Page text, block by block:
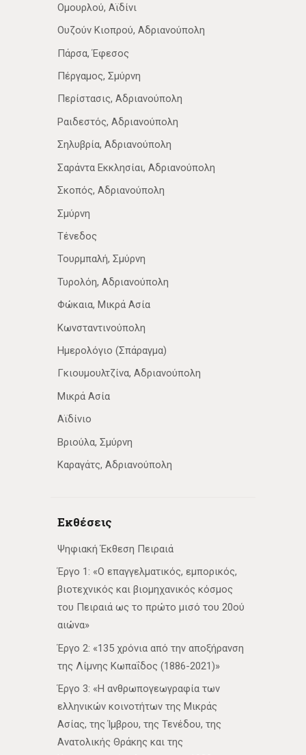
Ομουρλού, Αϊδίνι
Ουζούν Κιοπρού, Αδριανούπολη
Πάρσα, Έφεσος
Πέργαμος, Σμύρνη
Περίστασις, Αδριανούπολη
Ραιδεστός, Αδριανούπολη
Σηλυβρία, Αδριανούπολη
Σαράντα Εκκλησίαι, Αδριανούπολη
Σκοπός, Αδριανούπολη
Σμύρνη
Τένεδος
Τουρμπαλή, Σμύρνη
Τυρολόη, Αδριανούπολη
Φώκαια, Μικρά Ασία
Κωνσταντινούπολη
Ημερολόγιο (Σπάραγμα)
Γκιουμουλτζίνα, Αδριανούπολη
Μικρά Ασία
Αϊδίνιο
Βριούλα, Σμύρνη
Καραγάτς, Αδριανούπολη
Εκθέσεις
Ψηφιακή Έκθεση Πειραιά
Έργο 1: «Ο επαγγελματικός, εμπορικός,
βιοτεχνικός και βιομηχανικός κόσμος
του Πειραιά ως το πρώτο μισό του 20ού
αιώνα»
Έργο 2: «135 χρόνια από την αποξήρανση
της Λίμνης Κωπαΐδος (1886-2021)»
Έργο 3: «Η ανθρωπογεωγραφία των
ελληνικών κοινοτήτων της Μικράς
Ασίας, της Ίμβρου, της Τενέδου, της
Ανατολικής Θράκης και της